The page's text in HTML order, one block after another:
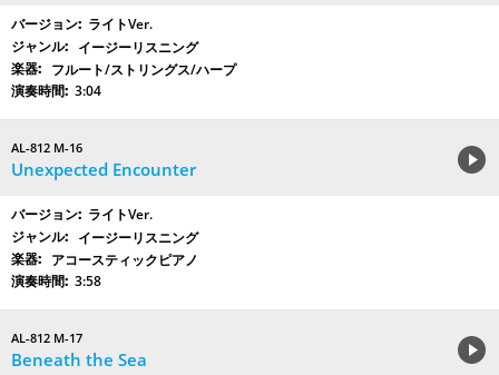
ライトVer.
イージーリスニング
フルート/ストリングス/ハープ
3:04
AL-812 M-16
Unexpected Encounter
ライトVer.
イージーリスニング
アコースティックピアノ
3:58
AL-812 M-17
Beneath the Sea